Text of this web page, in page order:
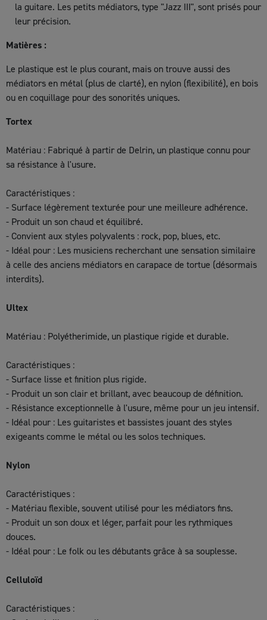
la guitare. Les petits médiators, type "Jazz III", sont prisés pour
leur précision.
Matières :
Le plastique est le plus courant, mais on trouve aussi des
médiators en métal (plus de clarté), en nylon (flexibilité), en bois
ou en coquillage pour des sonorités uniques.
Tortex
Matériau : Fabriqué à partir de Delrin, un plastique connu pour
sa résistance à l'usure.
Caractéristiques :
- Surface légèrement texturée pour une meilleure adhérence.
- Produit un son chaud et équilibré.
- Convient aux styles polyvalents : rock, pop, blues, etc.
- Idéal pour : Les musiciens recherchant une sensation similaire
à celle des anciens médiators en carapace de tortue (désormais
interdits).
Ultex
Matériau : Polyétherimide, un plastique rigide et durable.
Caractéristiques :
- Surface lisse et finition plus rigide.
- Produit un son clair et brillant, avec beaucoup de définition.
- Résistance exceptionnelle à l'usure, même pour un jeu intensif.
- Idéal pour : Les guitaristes et bassistes jouant des styles
exigeants comme le métal ou les solos techniques.
Nylon
Caractéristiques :
- Matériau flexible, souvent utilisé pour les médiators fins.
- Produit un son doux et léger, parfait pour les rythmiques
douces.
- Idéal pour : Le folk ou les débutants grâce à sa souplesse.
Celluloïd
Caractéristiques :